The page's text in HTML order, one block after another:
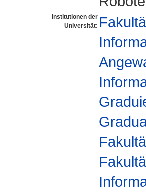
Institutionen der
Universität: